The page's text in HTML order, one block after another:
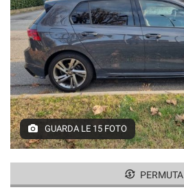
GUARDA LE 15 FOTO
PERMUTA